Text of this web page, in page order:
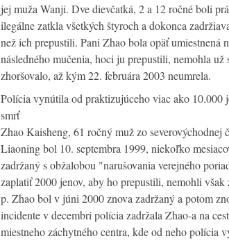
jej muža Wanji. Dve dievčatká, 2 a 12 ročné boli
ilegálne zatkla všetkých štyroch a dokonca
než ich prepustili. Pani Zhao bola opäť umiestnená
následného mučenia, hoci ju prepustili, nemohla už
zhoršovalo, až kým 22. februára 2003 neumrela.
Polícia vynútila od praktizujúceho viac ako 10.000
smrť
Zhao Kaisheng, 61 ročný muž zo severovýchodnej
Liaoning bol 10. septembra 1999, niekoľko
zadržaný s obžalobou "narušovania verejného
zaplatiť 2000 jenov, aby ho prepustili, nemohli však
p. Zhao bol v júni 2000 znova zadržaný a potom
incidente v decembri polícia zadržala Zhao-a na
miestneho záchytného centra, kde od neho polícia